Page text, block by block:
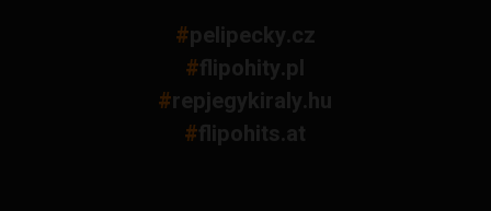
#pelipecky.cz
#flipohity.pl
#repjegykiraly.hu
#flipohits.at